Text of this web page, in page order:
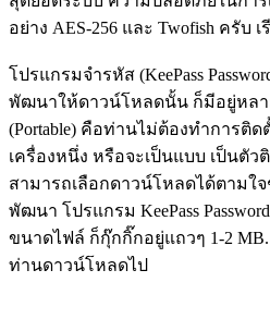
อย่าง AES-256 และ Twofish ครับ
โปรแกรมจำรหัส (KeePass
พัฒนาให้ดาวน์โหลดนั้น ก็มีอยู่หล
(Portable) คือท่านไม่ต้องทำการติด
เครื่องหนึ่ง หรือจะเป็นแบบ เป็นตัวติ
สามารถเลือกดาวน์โหลดได้ตามใ
พัฒนา โปรแกรม KeePass
ขนาดไฟล์ ก็กุ๊กกิ๊กอยู่แถวๆ 1-2
ท่านดาวน์โหลดไป